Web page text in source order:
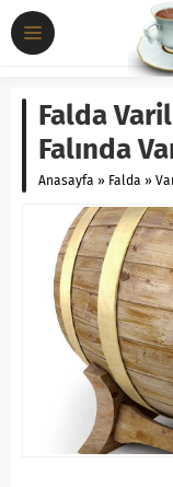
Falda
Falında
Anasayfa » Falda »